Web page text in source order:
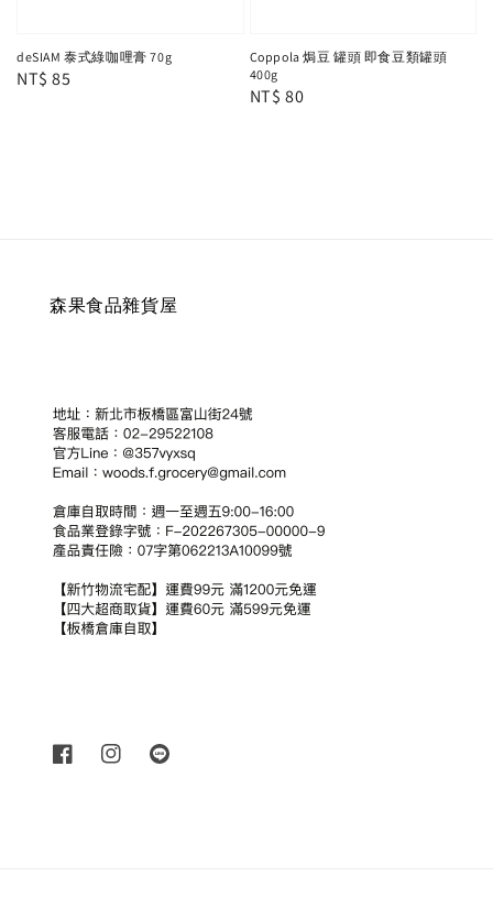
deSIAM 泰式綠咖哩膏 70g
Regular
NT$ 85
Coppola 焗豆 罐頭 即食豆類罐頭
400g
Regular
NT$ 80
森果食品雜貨屋